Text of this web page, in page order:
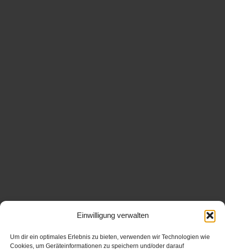
Einwilligung verwalten
Um dir ein optimales Erlebnis zu bieten, verwenden wir Technologien wie
Cookies, um Geräteinformationen zu speichern und/oder darauf